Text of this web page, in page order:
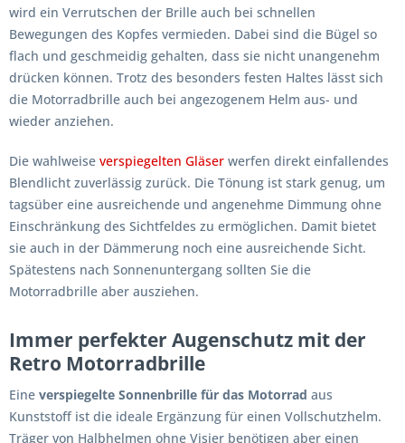
wird ein Verrutschen der Brille auch bei schnellen
Bewegungen des Kopfes vermieden. Dabei sind die Bügel so
flach und geschmeidig gehalten, dass sie nicht unangenehm
drücken können. Trotz des besonders festen Haltes lässt sich
die Motorradbrille auch bei angezogenem Helm aus- und
wieder anziehen.
Die wahlweise verspiegelten Gläser werfen direkt einfallendes
Blendlicht zuverlässig zurück. Die Tönung ist stark genug, um
tagsüber eine ausreichende und angenehme Dimmung ohne
Einschränkung des Sichtfeldes zu ermöglichen. Damit bietet
sie auch in der Dämmerung noch eine ausreichende Sicht.
Spätestens nach Sonnenuntergang sollten Sie die
Motorradbrille aber ausziehen.
Immer perfekter Augenschutz mit der
Retro Motorradbrille
Eine verspiegelte Sonnenbrille für das Motorrad aus
Kunststoff ist die ideale Ergänzung für einen Vollschutzhelm.
Träger von Halbhelmen ohne Visier benötigen aber einen